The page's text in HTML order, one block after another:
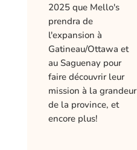
2025 que Mello's
prendra de
l'expansion à
Gatineau/Ottawa et
au Saguenay pour
faire découvrir leur
mission à la grandeur
de la province, et
encore plus!